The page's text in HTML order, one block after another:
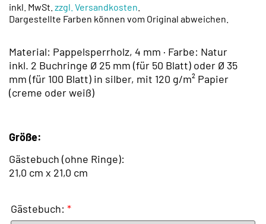
inkl. MwSt. zzgl. Versandkosten
Dargestellte Farben können vom Original abweichen.
Material: Pappelsperrholz, 4 mm · Farbe: Natur
inkl. 2 Buchringe Ø 25 mm (für 50 Blatt) oder Ø 35
mm (für 100 Blatt) in silber, mit 120 g/m² Papier
(creme oder weiß)
Größe:
Gästebuch (ohne Ringe):
21,0 cm x 21,0 cm
Gästebuch: *